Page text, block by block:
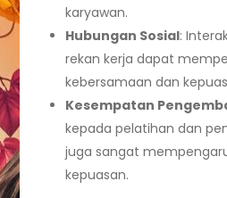
karyawan.
Hubungan Sosial:
rekan kerja dapat
kebersamaan dan
Kesempatan
kepada pelatihan dan
juga sangat
kepuasan.